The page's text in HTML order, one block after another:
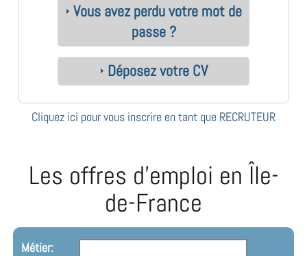
Vous avez perdu votre mot de
passe ?
Déposez votre CV
Cliquez ici pour vous inscrire en tant que RECRUTEUR
Les offres d'emploi en Île-
de-France
Métier: